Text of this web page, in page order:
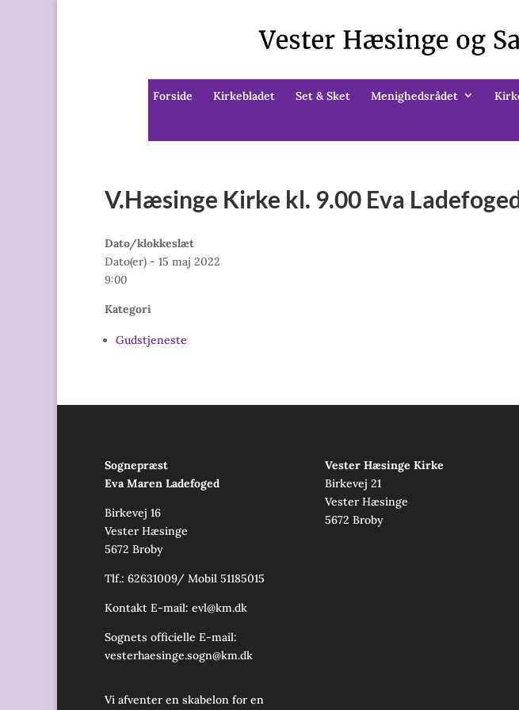
Forside Kirkebladet Set & Sket Menighedsrådet
V.Hæsinge Kirke kl. 9.00 Eva
Dato/klokkeslæt
Dato(er) - 15 maj 2022
9:00
Kategori
Gudstjeneste
Sognepræst
Eva Maren Ladefoged
Birkevej 16
Vester Hæsinge
5672 Broby
Tlf.: 62631009/ Mobil 51185015
Kontakt E-mail: evl@km.dk
Sognets officielle E-mail:
vesterhaesinge.sogn@km.dk
Vi afventer en skabelon for en
Vester Hæsinge Kirke
Birkevej 21
Vester Hæsinge
5672 Broby